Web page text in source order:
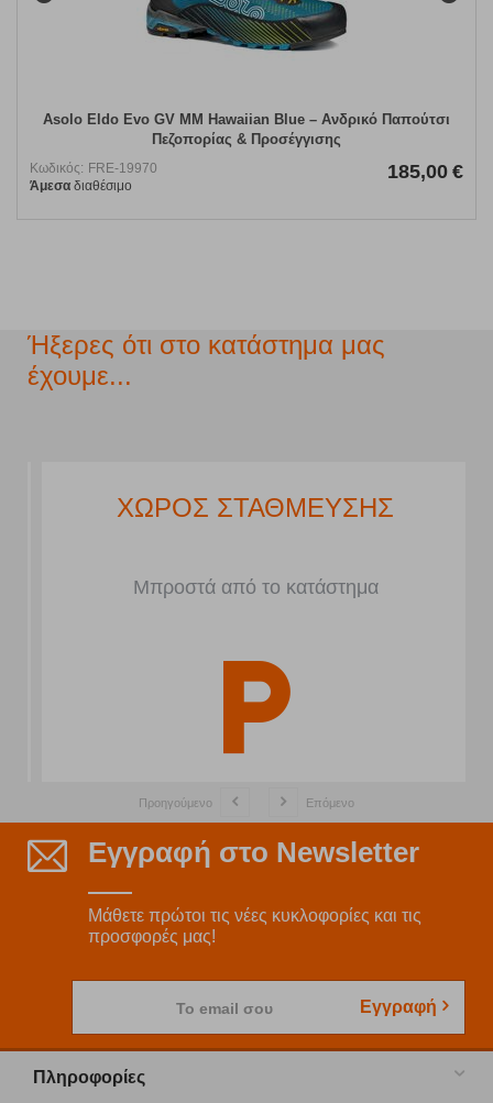
Asolo Eldo Evo GV MM Hawaiian Blue – Ανδρικό Παπούτσι
Πεζοπορίας & Προσέγγισης
Κωδικός: FRE-19970
Άμεσα διαθέσιμο
185,00 €
Ήξερες ότι στο κατάστημα μας
έχουμε...
ΧΩΡΟΣ ΣΤΑΘΜΕΥΣΗΣ
Μπροστά από το κατάστημα
Προηγούμενο Επόμενο
Εγγραφή στο Newsletter
Μάθετε πρώτοι τις νέες κυκλοφορίες και τις
προσφορές μας!
Το email σου Εγγραφή
Πληροφορίες